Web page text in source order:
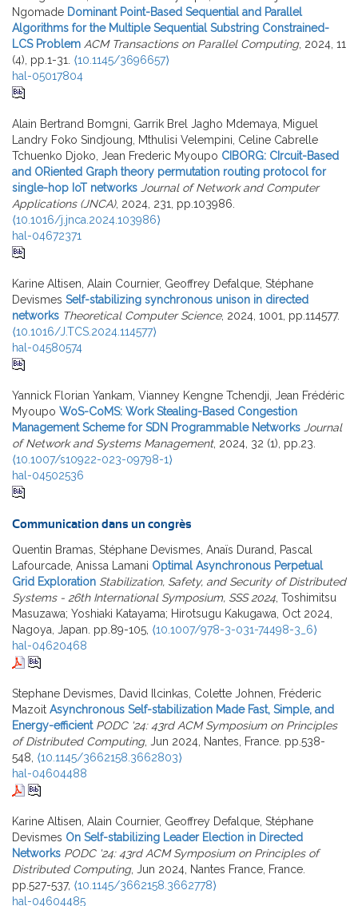
Ngomade Dominant Point-Based Sequential and Parallel
Algorithms for the Multiple Sequential Substring Constrained-
LCS Problem ACM Transactions on Parallel Computing, 2024, 11
(4), pp.1-31. ⟨10.1145/3696657⟩
hal-05017804
Alain Bertrand Bomgni, Garrik Brel Jagho Mdemaya, Miguel
Landry Foko Sindjoung, Mthulisi Velempini, Celine Cabrelle
Tchuenko Djoko, Jean Frederic Myoupo CIBORG: CIrcuit-Based
and ORiented Graph theory permutation routing protocol for
single-hop IoT networks Journal of Network and Computer
Applications (JNCA), 2024, 231, pp.103986.
⟨10.1016/j.jnca.2024.103986⟩
hal-04672371
Karine Altisen, Alain Cournier, Geoffrey Defalque, Stéphane
Devismes Self-stabilizing synchronous unison in directed
networks Theoretical Computer Science, 2024, 1001, pp.114577.
⟨10.1016/J.TCS.2024.114577⟩
hal-04580574
Yannick Florian Yankam, Vianney Kengne Tchendji, Jean Frédéric
Myoupo WoS-CoMS: Work Stealing-Based Congestion
Management Scheme for SDN Programmable Networks Journal
of Network and Systems Management, 2024, 32 (1), pp.23.
⟨10.1007/s10922-023-09798-1⟩
hal-04502536
Communication dans un congrès
Quentin Bramas, Stéphane Devismes, Anaïs Durand, Pascal
Lafourcade, Anissa Lamani Optimal Asynchronous Perpetual
Grid Exploration Stabilization, Safety, and Security of Distributed
Systems - 26th International Symposium, SSS 2024 , Toshimitsu
Masuzawa; Yoshiaki Katayama; Hirotsugu Kakugawa, Oct 2024,
Nagoya, Japan. pp.89-105, ⟨10.1007/978-3-031-74498-3_6⟩
hal-04620468
Stephane Devismes, David Ilcinkas, Colette Johnen, Fréderic
Mazoit Asynchronous Self-stabilization Made Fast, Simple, and
Energy-efficient PODC '24: 43rd ACM Symposium on Principles
of Distributed Computing, Jun 2024, Nantes, France. pp.538-
548, ⟨10.1145/3662158.3662803⟩
hal-04604488
Karine Altisen, Alain Cournier, Geoffrey Defalque, Stéphane
Devismes On Self-stabilizing Leader Election in Directed
Networks PODC '24: 43rd ACM Symposium on Principles of
Distributed Computing, Jun 2024, Nantes France, France.
pp.527-537, ⟨10.1145/3662158.3662778⟩
hal-04604485